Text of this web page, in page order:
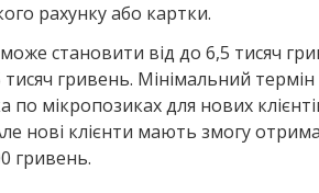
рахунку або картки.
становити від до 6,5 тисяч
тисяч гривень. Мінімальний
мікропозиках для нових
нові клієнти мають змогу
гривень.